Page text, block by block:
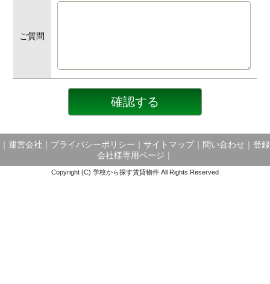
ご質問
運営会社 プライバシーポリシー サイトマップ｜ 問い合わせ
登録
会社様専用ページ
Copyright (C) 学校から探す賃貸物件 All Rights Reserved